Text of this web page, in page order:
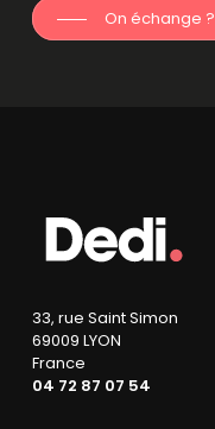
On échange ?
33, rue Saint Simon
69009 LYON
France
04 72 87 07 54